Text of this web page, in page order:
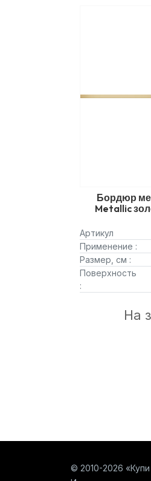
Бордюр
Metallic
Артикул
Применение :
Размер, см :
Поверхность
:
На
© 2010-2026